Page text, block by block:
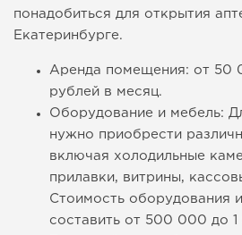
понадобиться для открытия
Екатеринбурге.
Аренда помещения: от 50
рублей в месяц.
Оборудование и мебель:
нужно приобрести
включая холодильные
прилавки, витрины,
Стоимость оборудования
составить от 500 000 до